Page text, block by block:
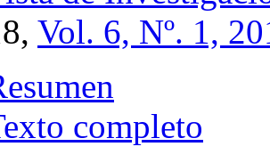
Vol. 6, Nº. 1,
completo